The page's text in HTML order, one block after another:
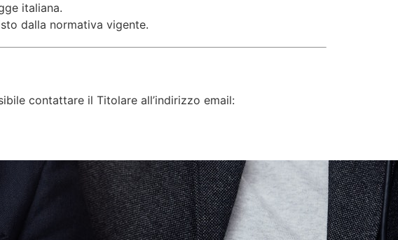
italiana.
dalla normativa vigente.
contattare il Titolare all’indirizzo email: